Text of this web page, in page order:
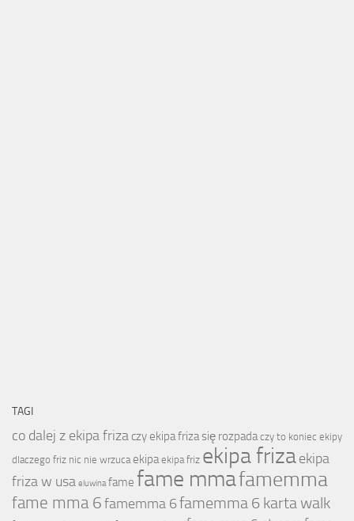
TAGI
co dalej z ekipa friza czy ekipa friza się rozpada czy to koniec ekipy
dlaczego friz nic nie wrzuca ekipa ekipa friz ekipa frizaekipa
friza w usa eluwina fame fame mmafamemma
fame mma 6famemma 6famemma 6 karta walk